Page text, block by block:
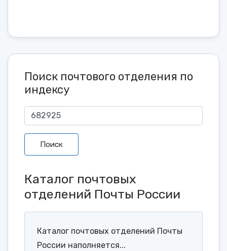
Поиск почтового отделения по
индексу
Поиск
Каталог почтовых
отделений Почты России
Каталог почтовых отделений Почты
России наполняется...